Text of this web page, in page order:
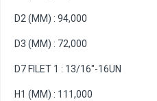
D2 (MM) : 94,000
D3 (MM) : 72,000
D7 FILET 1 : 13/16"-16UN
H1 (MM) : 111,000